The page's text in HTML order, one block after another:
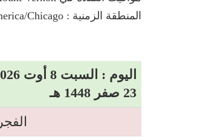
المنطقة الزمنية : America/Chicago.
اليوم : السبت 8 أوت 2026 م
23 صفر 1448 هـ
الفجر